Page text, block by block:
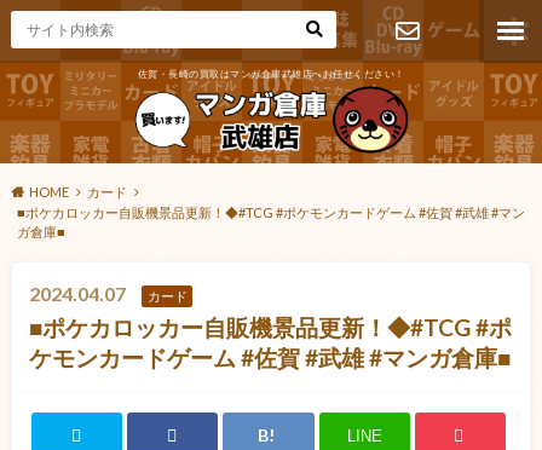
佐賀・長崎の買取はマンガ倉庫武雄店へお任せください！
お問い合わ
せ
HOME
カード
■ポケカロッカー自販機景品更新！◆#TCG #ポケモンカードゲーム #佐賀 #武雄 #マン
ガ倉庫■
2024.04.07 カード
■ポケカロッカー自販機景品更新！◆#TCG #ポ
ケモンカードゲーム #佐賀 #武雄 #マンガ倉庫■
LINE